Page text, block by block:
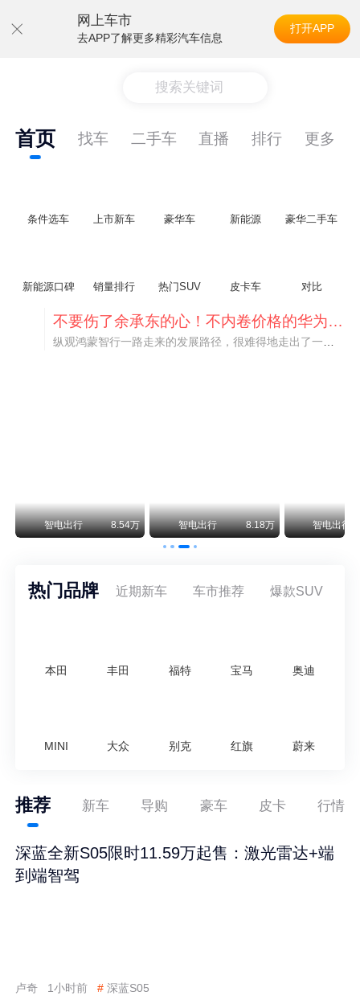
网上车市
去APP了解更多精彩汽车信息
打开APP
搜索关键词
首页 找车 二手车 直播 排行 更多
条件选车 上市新车 豪华车 新能源 豪华二手车
新能源口碑 销量排行 热门SUV 皮卡车 对比
不要伤了余承东的心！不内卷价格的华为，弥足珍贵！
智电出行 8.54万 智电出行 8.18万 智电出行
热门品牌 近期新车 车市推荐 爆款SUV
本田 丰田 福特 宝马 奥迪
MINI 大众 别克 红旗 蔚来
推荐 新车 导购 豪车 皮卡 行情
深蓝全新S05限时11.59万起售：激光雷达+端
到端智驾
卢奇 1小时前 # 深蓝S05